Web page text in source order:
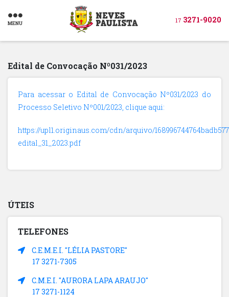
MENU 17 3271-9020
Edital de Convocação Nº031/2023
Para acessar o Edital de Convocação Nº031/2023 do
Processo Seletivo Nº001/2023, clique aqui:
https://upl1.originaus.com/cdn/arquivo/
edital_31_2023.pdf
ÚTEIS
TELEFONES
C.E.M.E.I. "LÉLIA PASTORE"
17 3271-7305
C.M.E.I. "AURORA LAPA ARAUJO"
17 3271-1124